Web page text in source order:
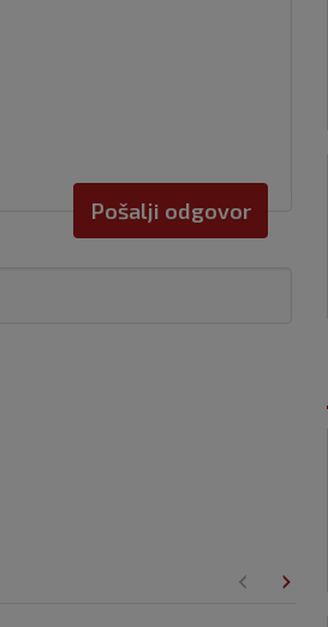
Pošalji odgovor